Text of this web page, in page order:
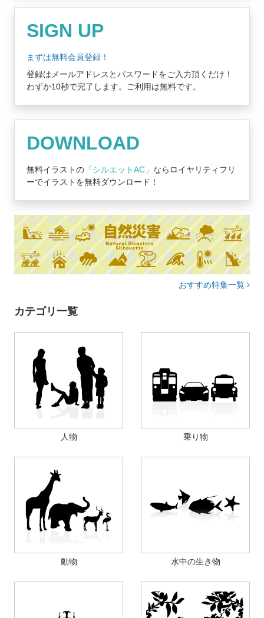
SIGN UP
まずは無料会員登録！
登録はメールアドレスとパスワードをご入力頂くだけ！
わずか10秒で完了します。ご利用は無料です。
DOWNLOAD
無料イラストの 「シルエットAC」 ならロイヤリティフリ
ーでイラストを無料ダウンロード！
おすすめ特集一覧
カテゴリ一覧
人物 乗り物
動物 水中の生き物